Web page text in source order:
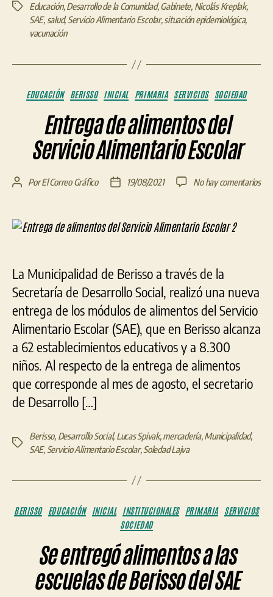
EtiquetasEducación,Desarrollo de la Comunidad,Gabinete, Nicolás Kreplak,
SAE, salud,Servicio Alimentario Escolar,situación epidemiológica,
vacunación
Categorías
EDUCACIÓN BERISSO INICIAL PRIMARIA SERVICIOS SOCIEDAD
Entrega de alimentos del
Servicio Alimentario Escolar
Autor
entrada
PorEl Correo Gráfico
Fecha
entrada
19/08/2021 No hay comentariosen
La Municipalidad de Berisso a través de la
Secretaría de Desarrollo Social, realizó una nueva
entrega de los módulos de alimentos del Servicio
Alimentario Escolar (SAE), que en Berisso alcanza
a 62 establecimientos educativos y a 8.300
niños. Al respecto de la entrega de alimentos
que corresponde al mes de agosto, el secretario
de Desarrollo […]
Etiquetas
Berisso, Desarrollo Social,Lucas Spivak,mercadería,Municipalidad,
SAE, Servicio Alimentario Escolar,Soledad Lajva
Categorías
BERISSO EDUCACIÓN INICIAL INSTITUCIONALES PRIMARIA
SERVICIOS
SOCIEDAD
Se entregó alimentos a las
escuelas de Berisso del SAE